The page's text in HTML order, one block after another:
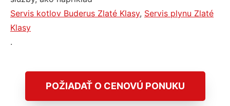
Servis kotlov Buderus Zlaté Klasy, Servis plynu Zlaté
Klasy
.
POŽIADAŤ O CENOVÚ PONUKU